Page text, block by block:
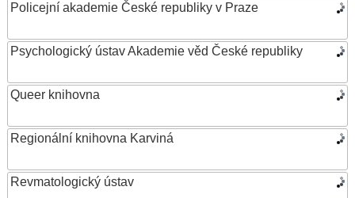
Policejní akademie České republiky v Praze
Psychologický ústav Akademie věd České republiky
Queer knihovna
Regionální knihovna Karviná
Revmatologický ústav